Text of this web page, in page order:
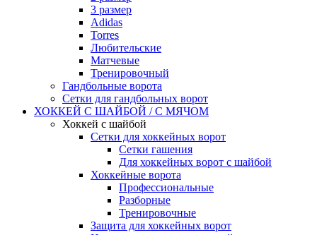
3 размер
Adidas
Torres
Любительские
Матчевые
Тренировочный
Гандбольные ворота
Сетки для гандбольных ворот
ХОККЕЙ С ШАЙБОЙ / С МЯЧОМ
Хоккей с шайбой
Сетки для хоккейных ворот
Сетки гашения
Для хоккейных ворот с шайбой
Хоккейные ворота
Профессиональные
Разборные
Тренировочные
Защита для хоккейных ворот